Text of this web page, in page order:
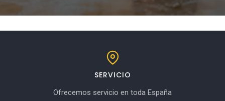
SERVICIO
Ofrecemos servicio en toda España